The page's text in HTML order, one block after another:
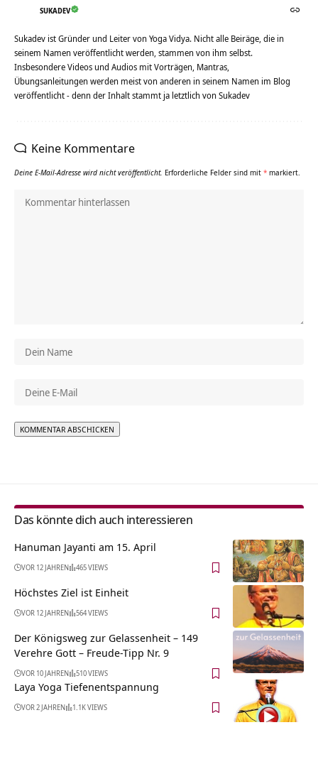
SUKADEV
Sukadev ist Gründer und Leiter von Yoga Vidya. Nicht alle Beiräge, die in
seinem Namen veröffentlicht werden, stammen von ihm selbst.
Insbesondere Videos und Audios mit Vorträgen, Mantras,
Übungsanleitungen werden meist von anderen in seinem Namen im Blog
veröffentlicht - denn der Inhalt stammt ja letztlich von Sukadev
Keine Kommentare
Deine E-Mail-Adresse wird nicht veröffentlicht. Erforderliche Felder sind mit * markiert.
Das könnte dich auch interessieren
Hanuman Jayanti am 15. April
VOR 12 JAHREN 465 VIEWS
Höchstes Ziel ist Einheit
VOR 12 JAHREN 564 VIEWS
Der Königsweg zur Gelassenheit – 149
Verehre Gott – Freude-Tipp Nr. 9
VOR 10 JAHREN 510 VIEWS
Laya Yoga Tiefenentspannung
VOR 2 JAHREN 1.1K VIEWS